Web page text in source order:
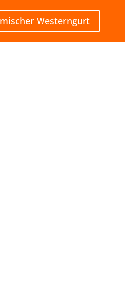
Westerngurt